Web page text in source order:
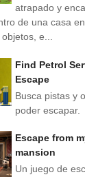
atrapado y
de una casa
e...
Find Petrol
Escape
Busca pistas y
poder escapar.
Escape from
mansion
Un juego de